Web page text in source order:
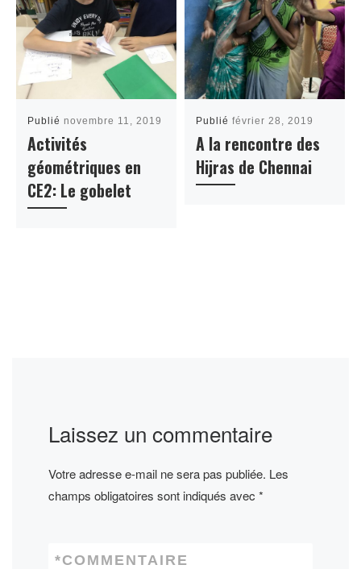
Publiénovembre 11, 2019
Activités
géométriques en
CE2: Le gobelet
Publiéfévrier 28, 2019
A la rencontre des
Hijras de Chennai
Laissez un commentaire
Votre adresse e-mail ne sera pas publiée. Les
champs obligatoires sont indiqués avec*
COMMENTAIRE
*